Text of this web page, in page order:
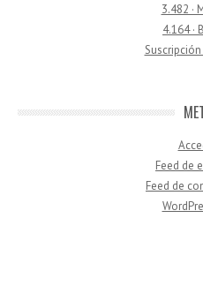
3.482 ·
4.164 ·
Feed de
Feed de